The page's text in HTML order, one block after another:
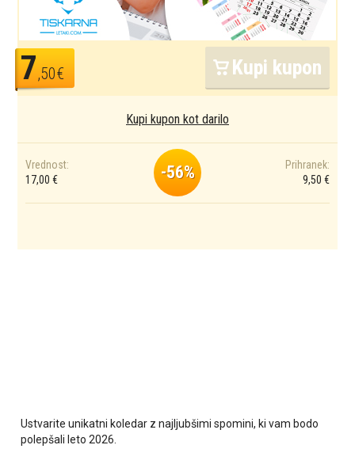
7,50€ Kupi kupon
Kupi kupon kot darilo
Vrednost:
17,00 €
-56%
Prihranek:
9,50 €
Ustvarite unikatni koledar z najljubšimi spomini, ki vam bodo
polepšali leto 2026.